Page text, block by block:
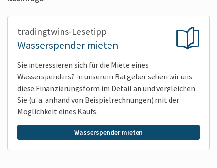
tradingtwins-Lesetipp
Wasserspender mieten
Sie interessieren sich für die Miete eines
Wasserspenders? In unserem Ratgeber sehen wir uns
diese Finanzierungsform im Detail an und vergleichen
Sie (u. a. anhand von Beispiel­rechnungen) mit der
Möglichkeit eines Kaufs.
Wasserspender mieten